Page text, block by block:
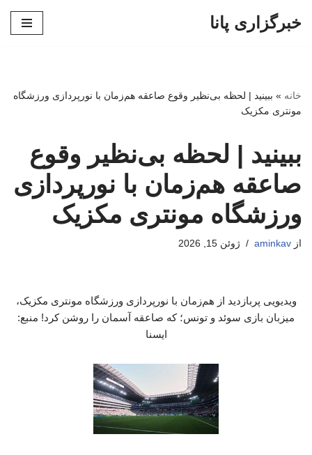
خبرگزاری پانا
خانه » ببینید | لحظه بی‌نظیر وقوع صاعقه هم‌زمان با نورپردازی ورزشگاه
مونتری مکزیک
ببینید | لحظه بی‌نظیر وقوع
صاعقه هم‌زمان با نورپردازی
ورزشگاه مونتری مکزیک
از aminkav ژوئن 15, 2026
ویدیویی پربازدید از هم‌زمان با نورپردازی ورزشگاه مونتری مکزیک،
میزبان بازی سوئد و تونس؛ که صاعقه آسمان را روشن کرد! منبع:
ایسنا